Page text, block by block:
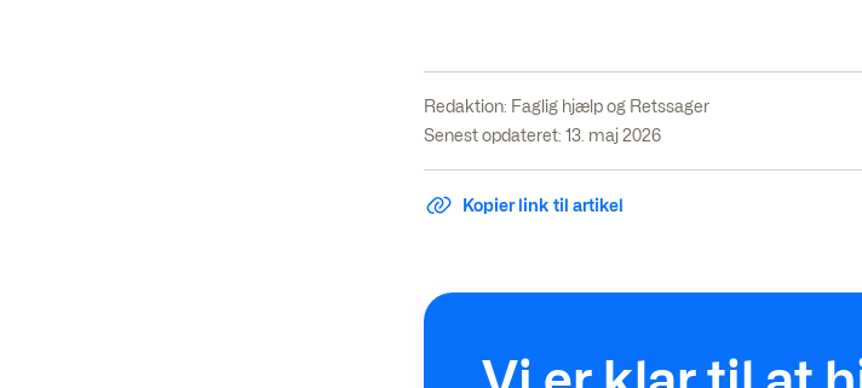
Redaktion: Faglig hjælp og Retssager
Senest opdateret: 13. maj 2026
Kopier link til artikel